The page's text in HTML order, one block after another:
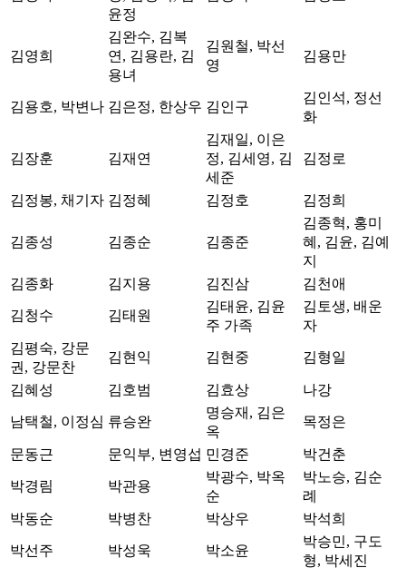
윤정
김영희
김완수, 김복
연, 김용란, 김
용녀
김원철, 박선
영
김용만
김용호, 박변나 김은정, 한상우 김인구
김인석, 정선
화
김장훈 김재연
김재일, 이은
정, 김세영, 김
세준
김정로
김정봉, 채기자 김정혜 김정호 김정희
김종성 김종순 김종준
김종혁, 홍미
혜, 김윤, 김예
지
김종화
김지용 김진삼 김천애
김청수 김태원
김태윤, 김윤
주 가족
김토생, 배운
자
김평숙, 강문
권, 강문찬
김현익 김현중 김형일
김혜성 김호범 김효상 나강
남택철, 이정심 류승완
명승재, 김은
옥
목정은
문동근 문익부, 변영섭 민경준 박건춘
박경림 박관용
박광수, 박옥
순
박노승, 김순
례
박동순
박병찬 박상우 박석희
박선주 박성욱 박소윤
박승민, 구도
형, 박세진